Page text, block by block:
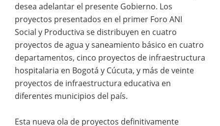
desea adelantar el presente Gobierno. Los
proyectos presentados en el primer Foro ANI
Social y Productiva se distribuyen en cuatro
proyectos de agua y saneamiento básico en cuatro
departamentos, cinco proyectos de infraestructura
hospitalaria en Bogotá y Cúcuta, y más de veinte
proyectos de infraestructura educativa en
diferentes municipios del país.
Esta nueva ola de proyectos definitivamente